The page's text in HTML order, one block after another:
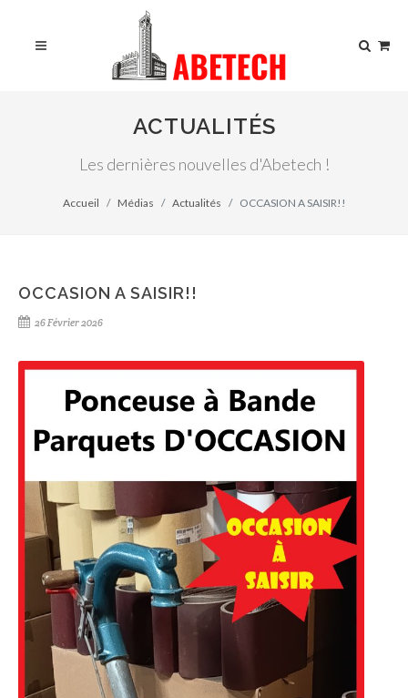
ACTUALITÉS
Les dernières nouvelles d'Abetech !
Accueil Médias Actualités OCCASION A SAISIR!!
OCCASION A SAISIR!!
26 Février 2026